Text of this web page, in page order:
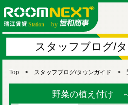
スタッフブログ/
Top スタッフブログ/タウンガイド
野菜の植え付け